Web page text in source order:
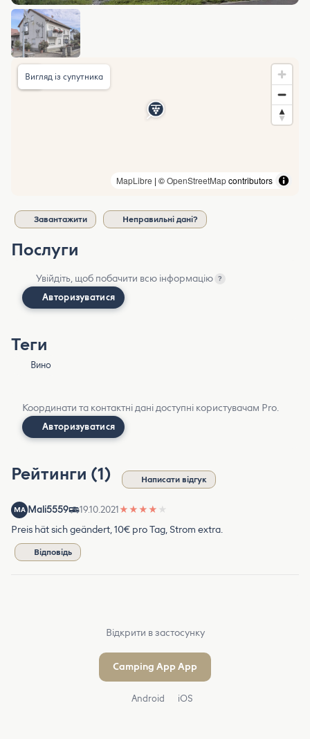
MapLibre | ©OpenStreetMapcontributors
Вигляд із супутника
Завантажити Неправильні дані?
Послуги
Увійдіть, щоб побачити всю інформацію ?
Авторизуватися
Теги
Вино
Координати та контактні дані доступні користувачам Pro.
Авторизуватися
Рейтинги (1) Написати відгук
MA Mali5559 19.10.2021 ★ ★ ★ ★ ★
Preis hät sich geändert, 10€ pro Tag, Strom extra.
Відповідь
Відкрити в застосунку
Camping App App
Android iOS